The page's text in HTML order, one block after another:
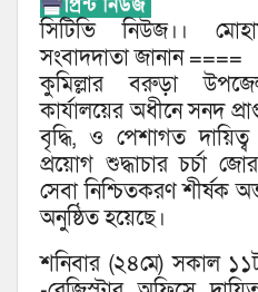
সিটিভি নিউজ।।
সংবাদদাতা জানান ====
কুমিল্লার বরুড়া
কার্যালয়ের অধীনে সনদ
বৃদ্ধি, ও পেশাগত
প্রয়োগ শুদ্ধাচার চর্চা
সেবা নিশ্চিতকরণ শীর্ষক
অনুষ্ঠিত হয়েছে।
শনিবার (২৪মে) সকাল